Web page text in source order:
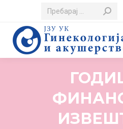
Search: